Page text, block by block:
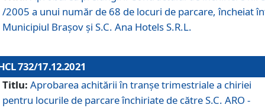
/2005 a unui număr de 68 de locuri de parcare, încheiat
Municipiul Braşov şi S.C. Ana Hotels S.R.L.
732/17.12.2021
Titlu: Aprobarea achitării în tranșe trimestriale a chiriei
pentru locurile de parcare închiriate de către S.C. ARO -